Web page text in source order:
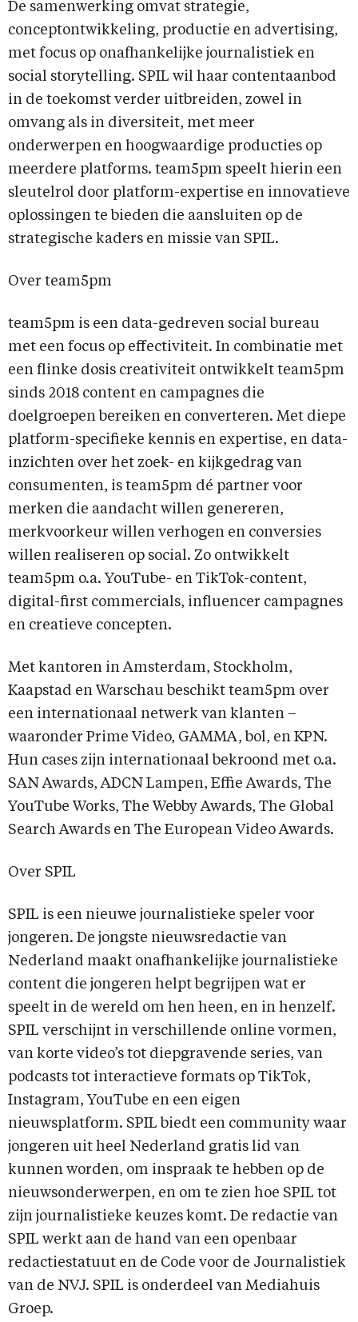
De samenwerking omvat strategie,
conceptontwikkeling, productie en advertising,
met focus op onafhankelijke journalistiek en
social storytelling. SPIL wil haar contentaanbod
in de toekomst verder uitbreiden, zowel in
omvang als in diversiteit, met meer
onderwerpen en hoogwaardige producties op
meerdere platforms. team5pm speelt hierin een
sleutelrol door platform-expertise en innovatieve
oplossingen te bieden die aansluiten op de
strategische kaders en missie van SPIL.
Over team5pm
team5pm is een data-gedreven social bureau
met een focus op effectiviteit. In combinatie met
een flinke dosis creativiteit ontwikkelt team5pm
sinds 2018 content en campagnes die
doelgroepen bereiken en converteren. Met diepe
platform-specifieke kennis en expertise, en data-
inzichten over het zoek- en kijkgedrag van
consumenten, is team5pm dé partner voor
merken die aandacht willen genereren,
merkvoorkeur willen verhogen en conversies
willen realiseren op social. Zo ontwikkelt
team5pm o.a. YouTube- en TikTok-content,
digital-first commercials, influencer campagnes
en creatieve concepten.
Met kantoren in Amsterdam, Stockholm,
Kaapstad en Warschau beschikt team5pm over
een internationaal netwerk van klanten –
waaronder Prime Video, GAMMA, bol, en KPN.
Hun cases zijn internationaal bekroond met o.a.
SAN Awards, ADCN Lampen, Effie Awards, The
YouTube Works, The Webby Awards, The Global
Search Awards en The European Video Awards.
Over SPIL
SPIL is een nieuwe journalistieke speler voor
jongeren. De jongste nieuwsredactie van
Nederland maakt onafhankelijke journalistieke
content die jongeren helpt begrijpen wat er
speelt in de wereld om hen heen, en in henzelf.
SPIL verschijnt in verschillende online vormen,
van korte video’s tot diepgravende series, van
podcasts tot interactieve formats op TikTok,
Instagram, YouTube en een eigen
nieuwsplatform. SPIL biedt een community waar
jongeren uit heel Nederland gratis lid van
kunnen worden, om inspraak te hebben op de
nieuwsonderwerpen, en om te zien hoe SPIL tot
zijn journalistieke keuzes komt. De redactie van
SPIL werkt aan de hand van een openbaar
redactiestatuut en de Code voor de Journalistiek
van de NVJ. SPIL is onderdeel van Mediahuis
Groep.